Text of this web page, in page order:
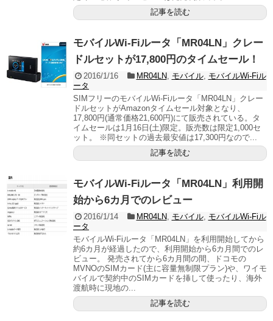
記事を読む
モバイルWi-Fiルータ「MR04LN」クレー
ドルセットが17,800円のタイムセール！
2016/1/16 MR04LN モバイル, モバイルWi-Fiル
ータ
SIMフリーのモバイルWi-Fiルータ「MR04LN」クレー
ドルセットがAmazonタイムセール対象となり、
17,800円(通常価格21,600円)にて販売されている。タ
イムセールは1月16日(土)限定。販売数は限定1,000セ
ット。 ※同セットの過去最安値は17,300円なので...
記事を読む
モバイルWi-Fiルータ「MR04LN」利用開
始から6カ月でのレビュー
2016/1/14 MR04LN モバイル, モバイルWi-Fiル
ータ
モバイルWi-Fiルータ「MR04LN」を利用開始してから
約6カ月が経過したので、利用開始から6カ月間でのレ
ビュー。 発売されてから6カ月間の間、ドコモの
MVNOのSIMカード(主に容量無制限プラン)や、ワイモ
バイルで契約中のSIMカードを挿して使ったり、海外
渡航時に現地の...
記事を読む